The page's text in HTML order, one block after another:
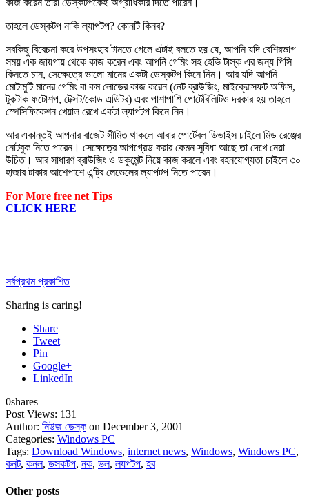
তাহলে ডেস্কটপ নাকি ল্যাপটপ? কোনটি কিনব?
সবকিছু বিবেচনা করে উপসংহার টানতে গেলে এটাই বলতে হয় যে, আপনি যদি বেশিরভাগ
সময় এক জায়গায় থেকে কাজ করেন এবং আপনি গেমিং সহ হেভি টাস্ক এর জন্য পিসি
কিনতে চান, সেক্ষেত্রে ভালো মানের একটা ডেস্কটপ কিনে নিন। আর যদি আপনি
মোটামুটি মানের গেমিং বা কম লোডের কাজ করেন (নেট ব্রাউজিং, মাইক্রোসফট অফিস,
টুকটাক ফটোশপ, টেক্সট/কোড এডিটর) এবং পাশাপাশি পোর্টেবিলিটিও দরকার হয় তাহলে
স্পেসিফিকেশন খেয়াল রেখে একটা ল্যাপটপ কিনে নিন।
আর একান্তই আপনার বাজেট সীমিত থাকলে আবার পোর্টেবল ডিভাইস চাইলে মিড রেঞ্জের
নোটবুক নিতে পারেন। সেক্ষেত্রে আপগ্রেড করার কেমন সুবিধা আছে তা দেখে নেয়া
উচিত। আর সাধারণ ব্রাউজিং ও ডকুমেন্ট নিয়ে কাজ করলে এবং বহনযোগ্যতা চাইলে ৩০
হাজার টাকার আশেপাশে এন্ট্রি লেভেলের ল্যাপটপ নিতে পারেন।
For More free net Tips
CLICK HERE
সর্বপ্রথম প্রকাশিত
Sharing is caring!
Share
Tweet
Pin
Google+
LinkedIn
0shares
Post Views: 131
Author: নিউজ ডেস্ক on December 3, 2001
Categories: Windows PC
Tags: Download Windows, internet news, Windows, Windows PC,
কনট, কনল, ডসকটপ, নক, ভল, লযপটপ, হব
Other posts